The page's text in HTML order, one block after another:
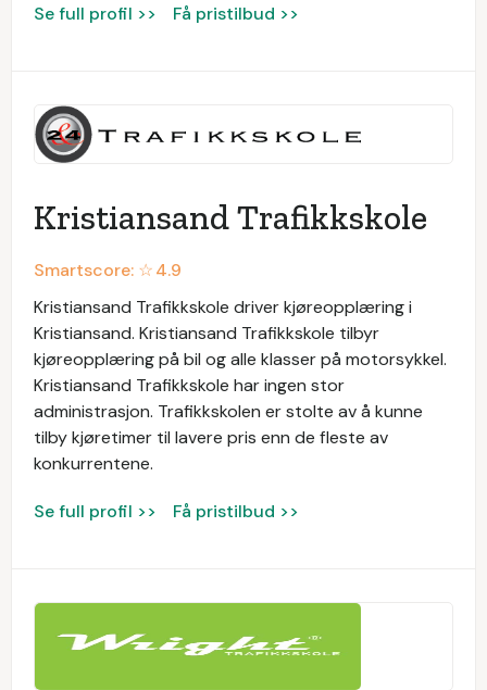
Se full profil >> Få pristilbud >>
Kristiansand Trafikkskole
Smartscore: ☆4.9
Kristiansand Trafikkskole driver kjøreopplæring i
Kristiansand. Kristiansand Trafikkskole tilbyr
kjøreopplæring på bil og alle klasser på motorsykkel.
Kristiansand Trafikkskole har ingen stor
administrasjon. Trafikkskolen er stolte av å kunne
tilby kjøretimer til lavere pris enn de fleste av
konkurrentene.
Se full profil >> Få pristilbud >>